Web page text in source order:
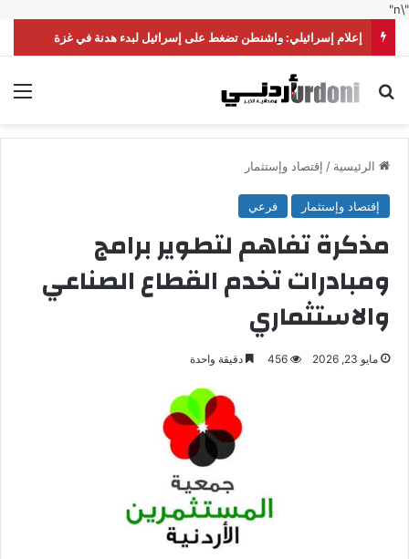
"\n"
إعلام إسرائيلي: واشنطن تضغط على إسرائيل لبدء هدنة في غزة
بحث عن
الرئيسية / إقتصاد وإستثمار
إقتصاد وإستثمار فرعي
مذكرة تفاهم لتطوير برامج
ومبادرات تخدم القطاع الصناعي
والاستثماري
مايو 23, 2026 456 دقيقة واحدة